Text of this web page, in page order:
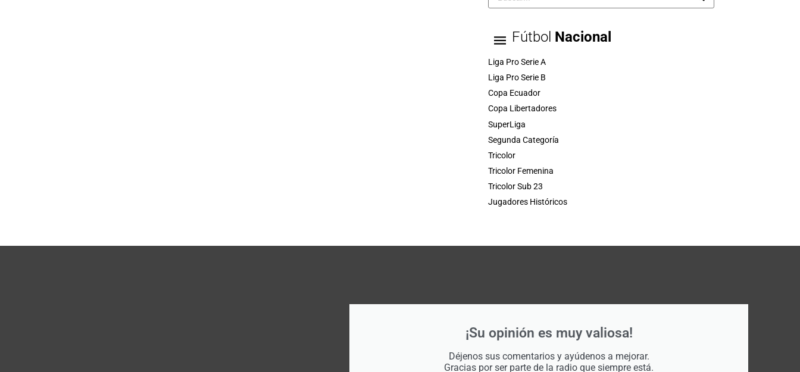
Fútbol Nacional
Liga Pro Serie A
Liga Pro Serie B
Copa Ecuador
Copa Libertadores
SuperLiga
Segunda Categoría
Tricolor
Tricolor Femenina
Tricolor Sub 23
Jugadores Históricos
¡Su opinión es muy valiosa!
Déjenos sus comentarios y ayúdenos a mejorar.
Gracias por ser parte de la radio que siempre está.